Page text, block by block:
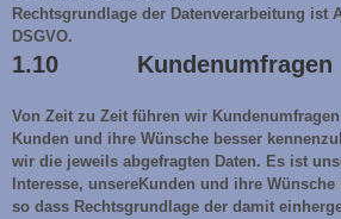
Rechtsgrundlage der Datenverarbeitung ist
DSGVO.
1.10 Kundenumfragen
Von Zeit zu Zeit führen wir
Kunden und ihre Wünsche besser
wir die jeweils abgefragten Daten. Es ist
Interesse, unsereKunden und ihre
so dass Rechtsgrundlage der damit